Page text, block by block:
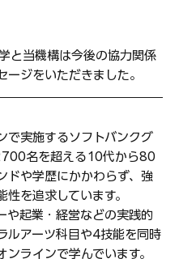
と当機構は今後の協力関係
ジをいただきました。
で実施するソフトバンクグ
名を超える10代から80
ドや学歴にかかわらず、強
を追求しています。
や起業・経営などの実践的
ルアーツ科目や4技能を同時
ラインで学んでいます。